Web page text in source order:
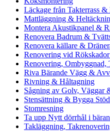
Läckage från Takterrass
Mattläggning &
Montera Akustikpanel &
Renovera Badrum &
Renovera källare &
Renovering vid
Renovering, Ombyggnad,
Riva Bärande Vägg &
Rivning & Håltagning
Sågning av Golv, Väggar
Stensättning & Bygga
Stomresning
Ta upp Nytt dörrhål i
Takläggning,